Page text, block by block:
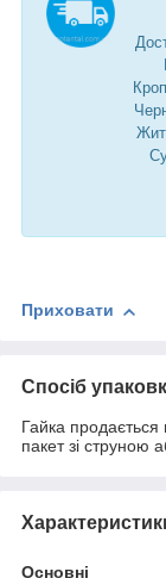
Приховати
Спосіб
Гайка
пакет зі струною
Основні